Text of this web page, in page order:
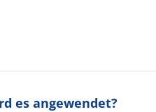
es angewendet?